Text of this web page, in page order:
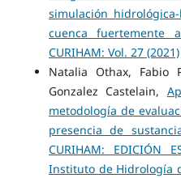
simulación
cuenca fuertemente
CURIHAM: Vol. 27 (2021)
Natalia Othax, Fabio
Gonzalez Castelain,
metodología de
presencia de
CURIHAM: EDICIÓN
Instituto de Hidrología